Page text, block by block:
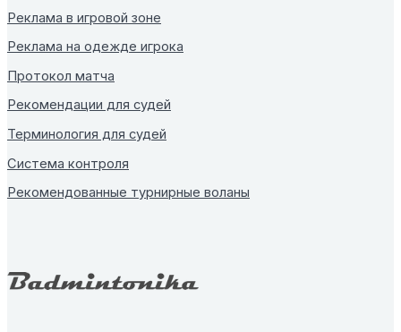
Реклама в игровой зоне
Реклама на одежде игрока
Протокол матча
Рекомендации для судей
Терминология для судей
Система контроля
Рекомендованные турнирные воланы